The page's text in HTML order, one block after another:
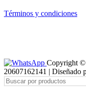
Términos y condiciones
Copyright
20607162141 | Diseñado